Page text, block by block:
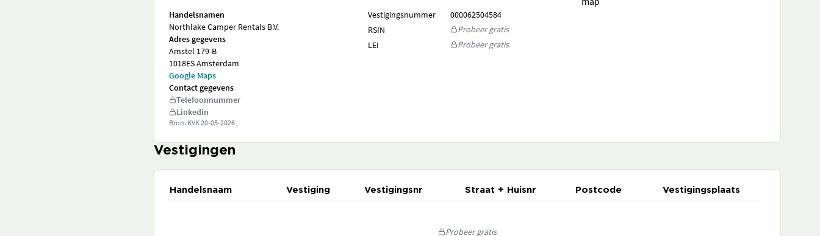
Handelsnamen
Northlake Camper Rentals B.V.
Adres gegevens
Amstel 179-B
1018ES Amsterdam
Google Maps
Contact gegevens
Telefoonnummer
Linkedin
Bron: KVK20-05-2026
Vestigingsnummer
000062504584
RSIN
Probeer gratis
LEI
Probeer gratis
Vestigingen
Handelsnaam Vestiging Vestigingsnr Straat + Huisnr Postcode Vestigingsplaats
Probeer gratis